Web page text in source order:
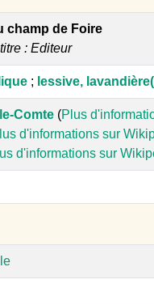
champ de Foire
: Editeur
; lessive,
Comte (Plus
d'informations sur
d'informations sur